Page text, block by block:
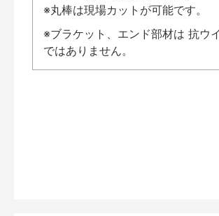
※丸棒は現場カットが可能です。
※ブラケット、エンド部材は 抗ウ
ではありません。